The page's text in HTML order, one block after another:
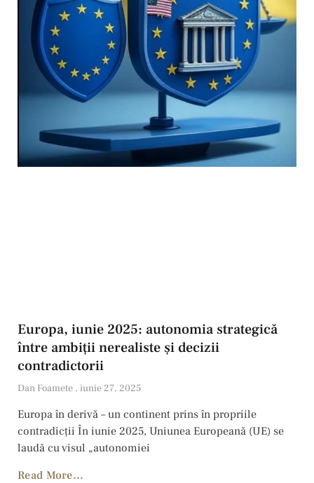
Europa, iunie 2025: autonomia strategică
între ambiții nerealiste și decizii
contradictorii
Dan Foamete iunie 27, 2025
Europa în derivă – un continent prins în propriile
contradicții În iunie 2025, Uniunea Europeană (UE) se
laudă cu visul „autonomiei
Read More...